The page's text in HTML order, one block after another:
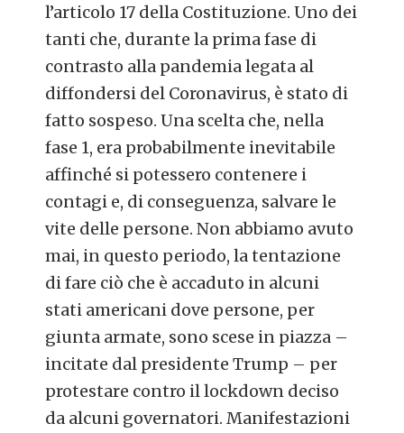
l’articolo 17 della Costituzione.Uno dei
tanti che, durante la prima fase di
contrasto alla pandemia legata al
diffondersi del Coronavirus, è stato di
fatto sospeso. Una scelta che, nella
fase 1, era probabilmente inevitabile
affinché si potessero contenere i
contagi e, di conseguenza, salvare le
vite delle persone. Non abbiamo avuto
mai, in questo periodo, la tentazione
di fare ciò che è accaduto in alcuni
stati americani dove persone, per
giunta armate, sono scese in piazza –
incitate dal presidente Trump – per
protestare contro il lockdown deciso
da alcuni governatori. Manifestazioni